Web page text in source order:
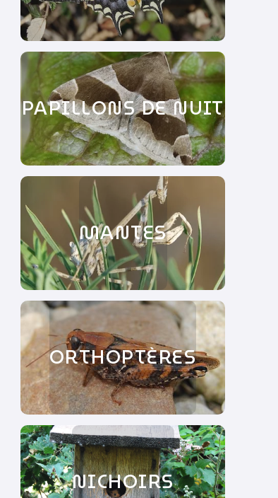
PAPILLONS DE NUIT
MANTES
ORTHOPTÈRES
NICHOIRS